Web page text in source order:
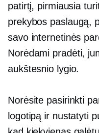
patirtį, pirmiausia
prekybos paslaugą,
savo internetinės
Norėdami pradėti,
aukštesnio lygio.
Norėsite pasirinkti
logotipą ir nustatyti